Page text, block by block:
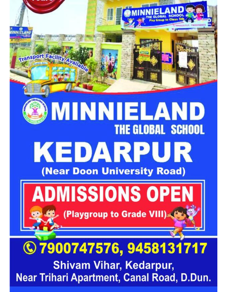
कचहरी कर्मचारी गोविंद सिंह नेगी के मुताबिक, जिस सरकारी आवास में पांच
परिवार रह रहे हैं, वो फिलहाल पूरी तरह सुरक्षित नहीं है। बोल्डर गिरने से
भवन को काफी नुकसान पहुंचा है और मौजूदा हालात में वहां रहना जोखिम
भरा हो गया है।
प्रशासन से तत्काल मदद की मांग
प्रभावित परिवारों ने प्रशासन से मौके का जल्द निरीक्षण कराने और तत्काल
सुरक्षा इंतजाम करने की मांग की है। इसके साथ ही परिवारों के लिए
वैकल्पिक आवास की व्यवस्था करने और पहाड़ी से लगातार गिर रहे बोल्डरों
के खतरे का स्थायी समाधान निकालने की अपील की गई है।
स्थानीय लोगों का कहना है कि लगातार बारिश के कारण मसूरी के कई
पहाड़ी क्षेत्र संवेदनशील हो गए हैं। ऐसे में अगर समय रहते सुरक्षा के ठोस
इंतजाम नहीं किए गए तो आने वाले दिनों में किसी बड़े हादसे का खतरा बढ़
सकता है।